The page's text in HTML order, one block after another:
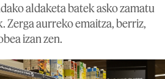
aldaketa batek asko zamatu
Zerga aurreko emaitza, berriz,
izan zen.